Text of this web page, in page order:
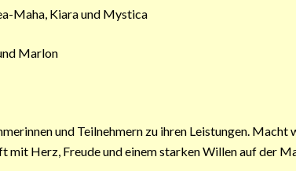
Maha, Kiara und Mystica
Marlon
und Teilnehmern zu ihren Leistungen. Macht
mit Herz, Freude und einem starken Willen auf der